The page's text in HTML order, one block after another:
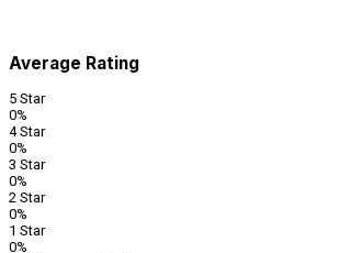
Average Rating
5 Star
0%
4 Star
0%
3 Star
0%
2 Star
0%
1 Star
0%